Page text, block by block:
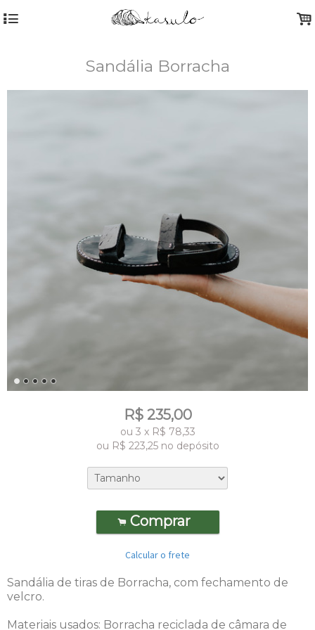
4 .
Sandália Borracha
R$ 235,00
ou 3 x R$ 78,33
ou R$ 223,25 no depósito
. Comprar
Calcular o frete
Sandália de tiras de Borracha, com fechamento de
velcro.
Materiais usados: Borracha reciclada de câmara de